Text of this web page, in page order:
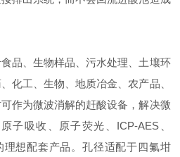
、生物样品、污水处理、土壤环
化工、生物、地质冶金、农产品、
作为微波消解的赶酸设备，解决微
子吸收、原子荧光、ICP-AES、
理想配套产品。孔径适配于四氟坩